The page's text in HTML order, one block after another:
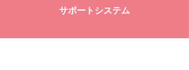
サポートシステム